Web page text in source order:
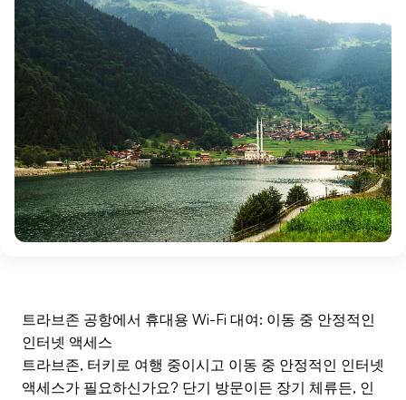
트라브존 공항에서 휴대용 Wi-Fi 대여: 이동 중 안정적인
인터넷 액세스
트라브존, 터키로 여행 중이시고 이동 중 안정적인 인터넷
액세스가 필요하신가요? 단기 방문이든 장기 체류든, 인